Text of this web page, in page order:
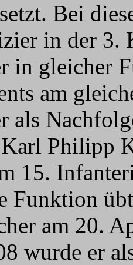
Bei
in der 3.
in gleicher
am
als
Philipp
15.
Funktion
am 20.
wurde er